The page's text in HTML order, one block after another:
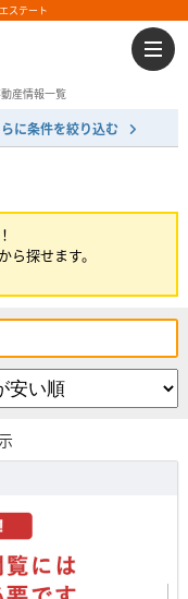
ステート
産情報一覧
に条件を絞り込む
ら探せます。